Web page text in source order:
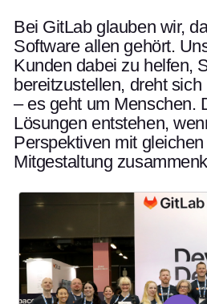
Bei GitLab glauben wir,
Software allen gehört.
Kunden dabei zu helfen,
bereitzustellen, dreht
– es geht um Menschen.
Lösungen entstehen,
Perspektiven mit
Mitgestaltung